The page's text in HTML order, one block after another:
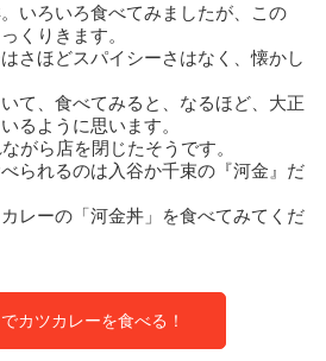
いろいろ食べてみましたが、この
くりきます。
さほどスパイシーさはなく、懐かし
て、食べてみると、なるほど、大正
るように思います。
がら店を閉じたそうです。
られるのは入谷か千束の『河金』だ
レーの「河金丼」を食べてみてくだ
でカツカレーを食べる！